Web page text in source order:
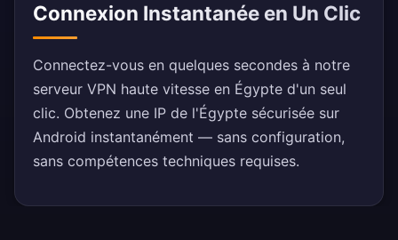
Connexion Instantanée en Un Clic
Connectez-vous en quelques secondes à notre
serveur VPN haute vitesse en Égypte d'un seul
clic. Obtenez une IP de l'Égypte sécurisée sur
Android instantanément — sans configuration,
sans compétences techniques requises.